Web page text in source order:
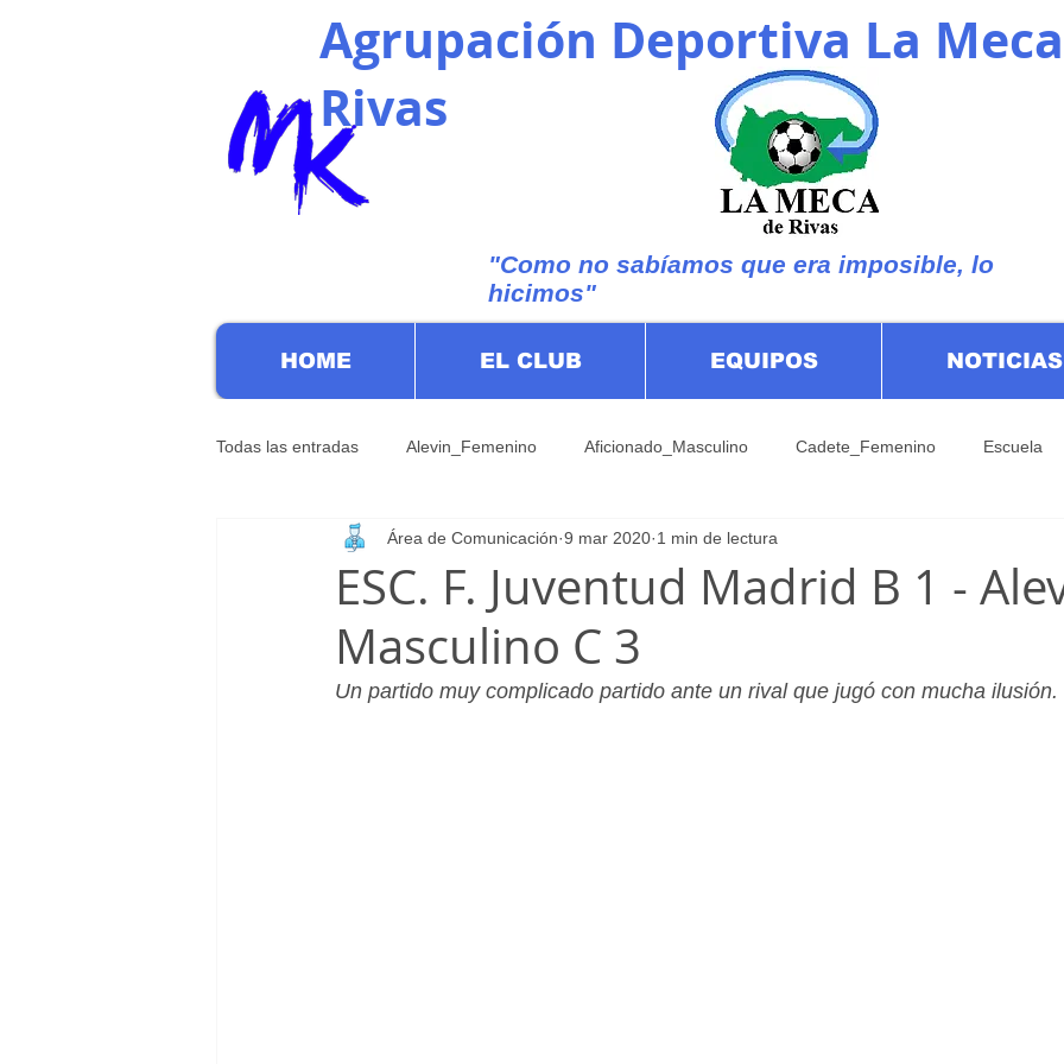
Agrupación Deportiva La
Rivas
"Como no sabíamos que era imposible, lo
hicimos"
HOME EL CLUB EQUIPOS NOTICIAS
Todas las entradas Alevin_Femenino Aficionado_Masculino Cadete_Femenino Escuela
Infantil_Femenino Patrocinadores Juvenil_Femenino
Cadete_Masculino Club Juvenil_Masculino
ESC. F. Juventud Madrid B 1 -
Masculino C 3
Área de Comunicación 9 mar 2020 1 min de lectura
Un partido muy complicado partido ante un rival que jugó con mucha ilusión.